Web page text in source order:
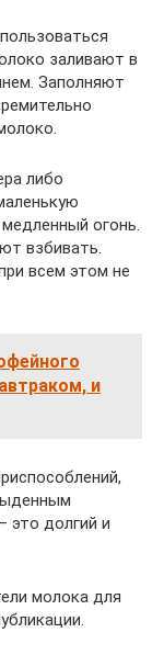
заливают в
Заполняют
либо
огонь.
взбивать.
всем этом не
и
это долгий и
молока для